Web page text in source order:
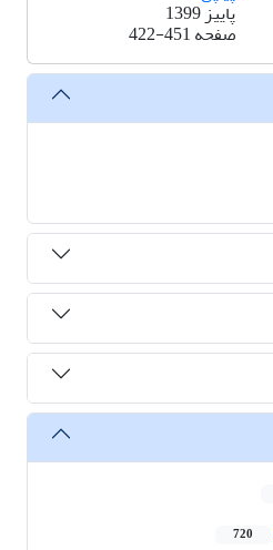
پاییز 1399
صفحه422-451
720